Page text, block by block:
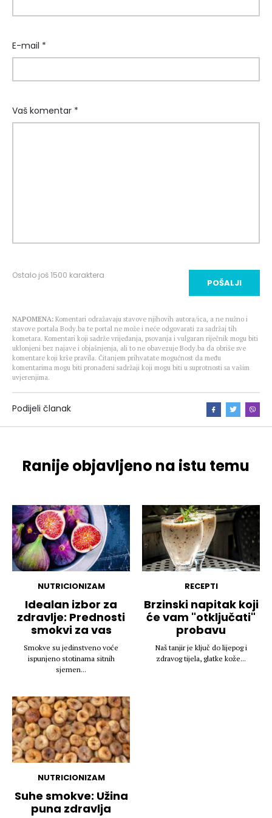
E-mail *
Vaš komentar *
Ostalo još1500 karaktera
POŠALJI
NAPOMENA: Komentari odražavaju stavove njihovih autora/ica, a ne nužno i
stavove portala Body.ba te portal ne može i neće odgovarati za sadržaj tih
kometara. Komentari koji sadrže vrijeđanja, psovanja i vulgaran riječnik mogu biti
uklonjeni bez najave i objašnjenja, ali to ne obavezuje Body.ba da obriše sve
komentare koji krše pravila. Čitanjem prihvatate mogućnost da među
komentarima mogu biti pronađeni sadržaji koji mogu biti u suprotnosti sa vašim
uvjerenjima.
Podijeli članak
Ranije objavljeno na istu temu
NUTRICIONIZAM
Idealan izbor za
zdravlje: Prednosti
smokvi za vas
Smokve su jedinstveno voće
ispunjeno stotinama sitnih
sjemen...
RECEPTI
Brzinski napitak koji
će vam "otključati"
probavu
Naš tanjir je ključ do lijepog i
zdravog tijela, glatke kože...
NUTRICIONIZAM
Suhe smokve: Užina
puna zdravlja